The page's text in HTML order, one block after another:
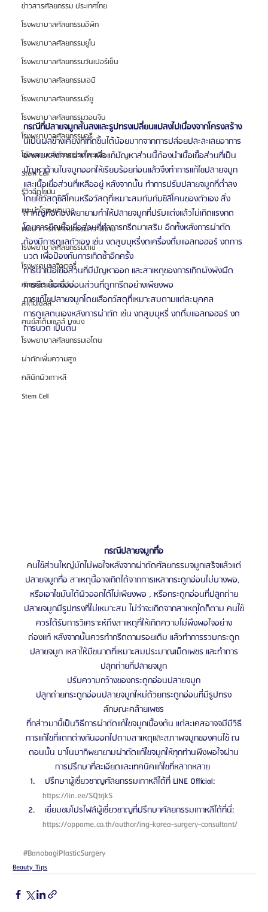
ข่าวสารศัลยกรรม ประเทศไทย
โรงพยาบาลศัลยกรรมอีพิก
โรงพยาบาลศัลยกรรมยูโน
โรงพยาบาลศัลยกรรมวันเปอร์เซ็น
โรงพยาบาลศัลยกรรมเอบี
โรงพยาบาลศัลยกรรมอียู
โรงพยาบาลศัลยกรรมวอนจิน
โรงพยาบาลศัลยกรรมอูรี
โรงพยาบาลศัลยกรรมไพรเวท
Stem Cell
รีวิวฉีดไขมัน
แนะนำโรงพยาบาล
แนะนำการทำศัลยกรรมความงาม
โรงพยาบาลศัลยกรรมดีเซ่
โรงพยาบาลจิวเวลรี่
ศัลยกรรมชะลอวัย
สเต็มเซลล์
ศูนย์สเต็มเซลล์ บงบง
โรงพยาบาลศัลยกรรมเอโตน
ผ่าตัดเพิ่มความสูง
คลินิกผิวเกาหลี
Stem Cell
กรณีที่ปลายจมูกสั้นลงและรูปทรงเปลี่ยนแปลงไปเนื่องจากโครงสร้าง
นี่เป็นผลข้างเคียงที่เกิดขึ้นได้น้อยมากจากการปล่อยปละละเลยอาการ
อักเสบหลังการผ่าตัด เพื่อแก้ปัญหาส่วนนี้ต้องนำเนื้อเยื้อส่วนที่เป็น
ปัญหาด้านในจมูกออกให้เรียบร้อยก่อนแล้วจึงทำการแก้ไขปลายจมูก
และเนื้อเยื่อส่วนที่เหลืออยู่ หลังจากนั้น ทำการปรับปลายจมูกที่ต่ำลง
โดยใช้วัสดุซิลิโคนหรือวัสดุที่เหมาะสมกับกับซิลิโคนของตัวเอง สิ่ง
สำคัญคือต้องพยายามทำให้ปลายจมูกที่ปรับแต่งแล้วไม่เกิดแรงกด
โดยการยืดเนื้อเยื่อส่วนที่ทำการกรีดมาเสริม อีกทั้งหลังการผ่าตัด
ต้องมีการดูแลตัวเอง เช่น งดสูบบุหรี่งดเครื่องดื่มแอลกอฮอร์ งดการ
นวด เพื่อป้องกันการเกิดซ้ำอีกครั้ง
การนำเนื้อเยื่อส่วนที่มีปัญหาออก และสาเหตุของการเกิดผังพังผืด
การยืดเนื้อเยื่ออ่อนส่วนที่ถูกกรีดอย่างเพียงพอ
การแก้ไขปลายจมูกโดยเลือกวัสดุที่เหมาะสมตามแต่ละบุคคล
การดูแลตนเองหลังการผ่าตัด เช่น งดสูบบุหรี่ งดดื่มแอลกอฮอร์ งด
การนวด เป็นต้น
กรณีปลายจมูกทื่อ
คนไข้ส่วนใหญ่มักไม่พอใจหลังจากผ่าตัดศัลยกรรมจมูกเสร็จแล้วแต่
ปลายจมูกทื่อ สาเหตุนี้อาจเกิดได้จากการเหลากระดูกอ่อนไม่บางพอ,
หรือเอาไขมันใต้ผิวออกได้ไม่เพียงพอ , หรือกระดูกอ่อนที่ปลูกถ่าย
ปลายจมูกมีรูปทรงที่ไม่เหมาะสม ไม่ว่าจะเกิดจากสาเหตุใดก็ตาม คนไข้
ควรได้รับการวิเคราะห์ถึงสาเหตุที่ให้เกิดความไม่พึงพอใจอย่าง
ถ่องแท้ หลังจากนั้นควรทำกรีดตามรอยเดิม แล้วทำการรวบกระดูก
ปลายจมูก เหลาให้มีขนาดที่เหมาะสมประมาณเม็ดเพชร และทำการ
ปลุกถ่ายที่ปลายจมูก
ปรับความกว้างของกระดูกอ่อนปลายจมูก
ปลูกถ่ายกระดูกอ่อนปลายจมูกใหม่ด้วยกระดูกอ่อนที่มีรูปทรง
ลักษณะคล้ายเพชร
ที่กล่าวมานี้เป็นวิธีการผ่าตัดแก้ไขจมูกเบื้องต้น แต่ละเคสอาจจมีมีวิธี
การแก้ไขที่แตกต่างกันออกไปตามสาเหตุและสภาพจมูกของคนไข้ ณ
ตอนนั้น บาโนบากิพยายามผ่าตัดแก้ไขจมูกให้ทุกท่านพึงพอใจผ่าน
การปรึกษาที่ละเอียดและเทคนิคแก้ไขที่หลากหลาย
ปรึกษาผู้เชี่ยวชาญศัลยกรรมเกาหลีได้ที่ LINE Official:
https://lin.ee/SQtrjkS
เยี่ยมชมโปรไฟล์ผู้เชี่ยวชาญที่ปรึกษาศัลยกรรมเกาหลีได้ที่นี่:
https://oppame.co.th/author/ing-korea-surgery-consultant/
#BanobagiPlasticSurgery
Beauty Tips